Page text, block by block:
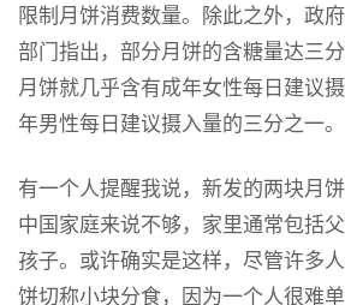
限制月饼消费数量。除此之外，政
部门指出，部分月饼的含糖量达三
月饼就几乎含有成年女性每日建议
年男性每日建议摄入量的三分之一。
有一个人提醒我说，新发的两块月
中国家庭来说不够，家里通常包括
孩子。或许确实是这样，尽管许多
饼切称小块分食，因为一个人很难